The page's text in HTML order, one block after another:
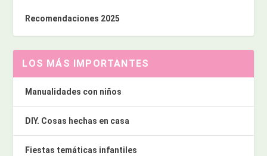
Recomendaciones 2025
LOS MÁS IMPORTANTES
Manualidades con niños
DIY. Cosas hechas en casa
Fiestas temáticas infantiles